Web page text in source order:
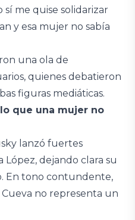
me quise solidarizar
y esa mujer no sabía
una ola de
quienes debatieron
figuras mediáticas.
que una mujer no
lanzó fuertes
López, dejando clara su
En tono contundente,
no representa un